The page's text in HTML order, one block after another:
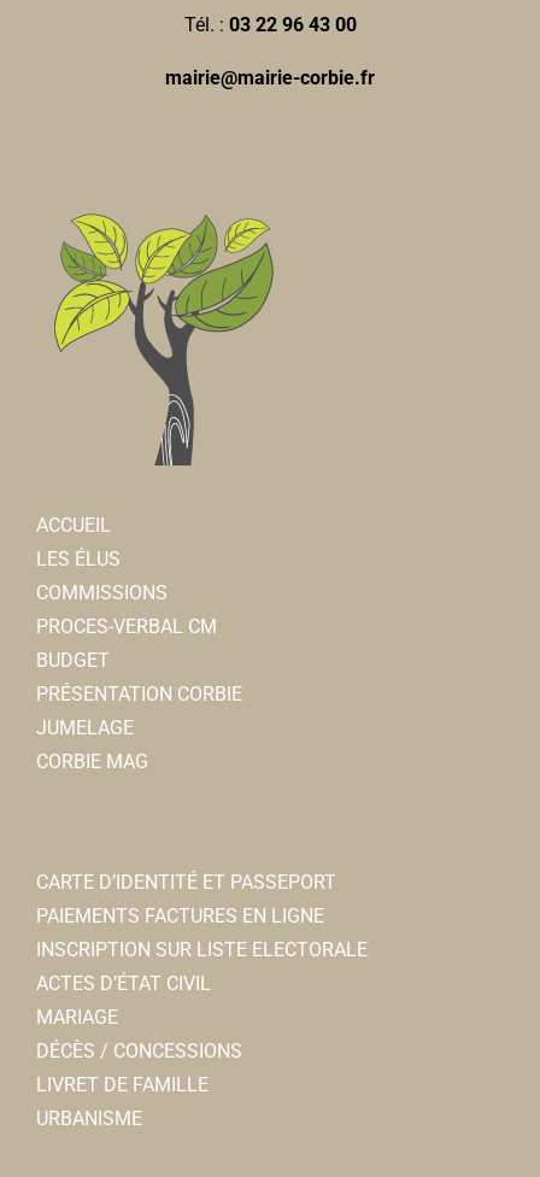
Tél. : 03 22 96 43 00
mairie@mairie-corbie.fr
ACCUEIL
LES ÉLUS
COMMISSIONS
PROCES-VERBAL CM
BUDGET
PRÉSENTATION CORBIE
JUMELAGE
CORBIE MAG
CARTE D’IDENTITÉ ET PASSEPORT
PAIEMENTS FACTURES EN LIGNE
INSCRIPTION SUR LISTE ELECTORALE
ACTES D’ÉTAT CIVIL
MARIAGE
DÉCÈS / CONCESSIONS
LIVRET DE FAMILLE
URBANISME